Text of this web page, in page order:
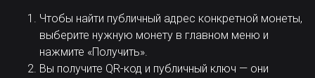
Чтобы найти публичный адрес конкретной монеты,
выберите нужную монету в главном меню и
нажмите «Получить».
Вы получите QR-код и публичный ключ — они